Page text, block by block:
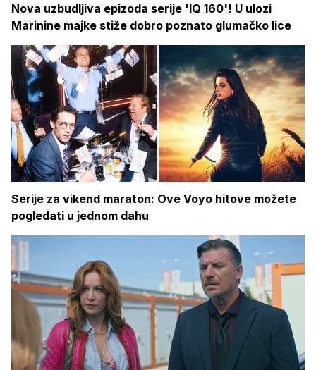
Nova uzbudljiva epizoda serije 'IQ 160'! U ulozi
Marinine majke stiže dobro poznato glumačko lice
Serije za vikend maraton: Ove Voyo hitove možete
pogledati u jednom dahu